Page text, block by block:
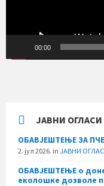
00:00
ЈАВНИ
ОБАВЈЕШТЕЊЕ ЗА
2. јул 2026. in ЈАВНИ
ОБАВЈЕШТЕЊЕ о
еколошке дозволе